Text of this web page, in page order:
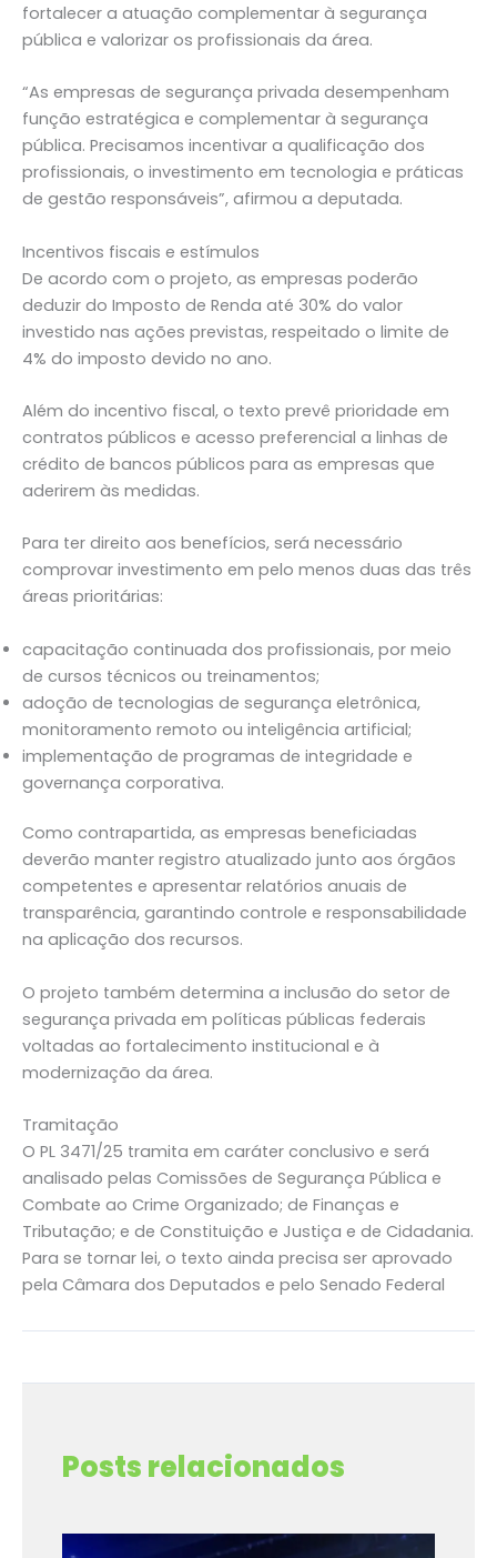
fortalecer a atuação complementar à segurança
pública e valorizar os profissionais da área.
“As empresas de segurança privada desempenham
função estratégica e complementar à segurança
pública. Precisamos incentivar a qualificação dos
profissionais, o investimento em tecnologia e práticas
de gestão responsáveis”, afirmou a deputada.
Incentivos fiscais e estímulos
De acordo com o projeto, as empresas poderão
deduzir do Imposto de Renda até 30% do valor
investido nas ações previstas, respeitado o limite de
4% do imposto devido no ano.
Além do incentivo fiscal, o texto prevê prioridade em
contratos públicos e acesso preferencial a linhas de
crédito de bancos públicos para as empresas que
aderirem às medidas.
Para ter direito aos benefícios, será necessário
comprovar investimento em pelo menos duas das três
áreas prioritárias:
capacitação continuada dos profissionais, por meio
de cursos técnicos ou treinamentos;
adoção de tecnologias de segurança eletrônica,
monitoramento remoto ou inteligência artificial;
implementação de programas de integridade e
governança corporativa.
Como contrapartida, as empresas beneficiadas
deverão manter registro atualizado junto aos órgãos
competentes e apresentar relatórios anuais de
transparência, garantindo controle e responsabilidade
na aplicação dos recursos.
O projeto também determina a inclusão do setor de
segurança privada em políticas públicas federais
voltadas ao fortalecimento institucional e à
modernização da área.
Tramitação
O PL 3471/25 tramita em caráter conclusivo e será
analisado pelas Comissões de Segurança Pública e
Combate ao Crime Organizado; de Finanças e
Tributação; e de Constituição e Justiça e de Cidadania.
Para se tornar lei, o texto ainda precisa ser aprovado
pela Câmara dos Deputados e pelo Senado Federal
Posts relacionados